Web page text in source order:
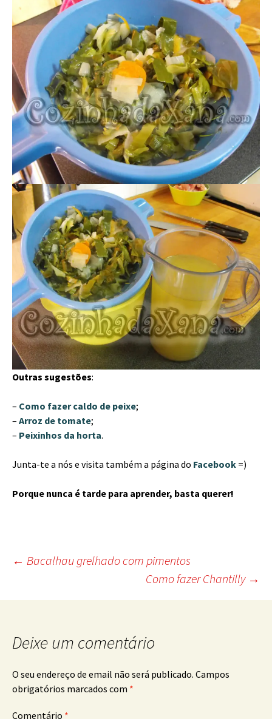
Outras sugestões:
– Como fazer caldo de peixe;
– Arroz de tomate;
– Peixinhos da horta.
Junta-te a nós e visita também a página do Facebook =)
Porque nunca é tarde para aprender, basta querer!
Post
navigation
← Bacalhau grelhado com pimentos
Como fazer Chantilly →
Deixe um comentário
O seu endereço de email não será publicado. Campos
obrigatórios marcados com *
Comentário *